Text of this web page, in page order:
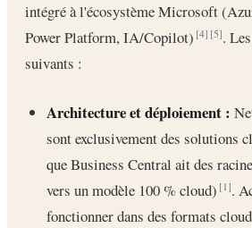
intégré à l'écosystème Microsoft
Power Platform, IA/Copilot)[4] [5].
suivants :
Architecture et déploiement :
sont exclusivement des solutions
que Business Central ait des
vers un modèle 100 % cloud)[1].
fonctionner dans des formats